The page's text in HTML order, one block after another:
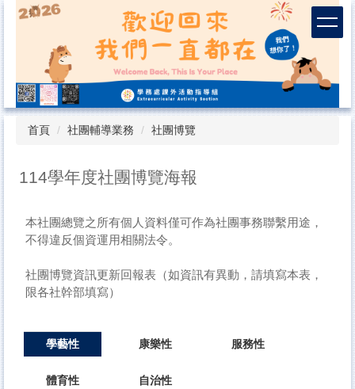
區
首頁
社團輔導業務 社團博覽
114學年度社團博覽海報
本社團總覽之所有個人資料僅可作為社團事務聯繫用途，
不得違反個資運用相關法令。
社團博覽資訊更新回報表（如資訊有異動，請填寫本表，
限各社幹部填寫）
學藝性 康樂性 服務性
體育性 自治性